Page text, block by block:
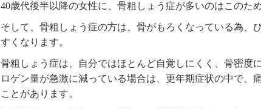
40歳代後半以降の女性に、骨粗しょう症が多いのはこのため
そして、骨粗しょう症の方は、骨がもろくなっている為、
すくなります。
骨粗しょう症は、自分ではほとんど自覚しにくく、骨密度
ロゲン量が急激に減っている場合は、更年期症状の中で、
ことがあります。